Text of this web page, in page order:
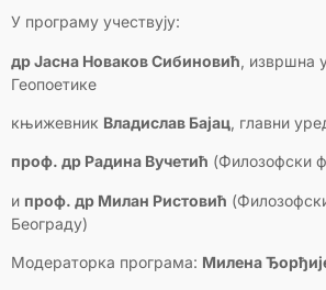
У програму учествују:
др Јасна Новаков Сибиновић, извршна
Геопоетике
књижевник Владислав Бајац, главни
проф. др Радина Вучетић (Филозофски
и проф. др Милан Ристовић
Београду)
Модераторка програма: Милена